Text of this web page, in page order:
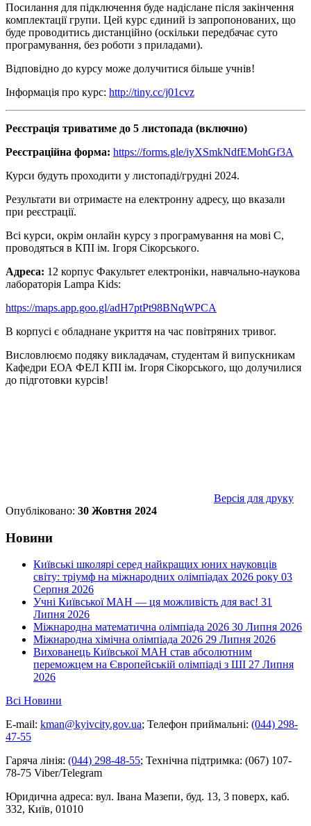
Посилання для підключення буде надіслане після закінчення
комплектації групи. Цей курс єдиний із запропонованих, що
буде проводитись дистанційно (оскільки передбачає суто
програмування, без роботи з приладами).
Відповідно до курсу може долучитися більше учнів!
Інформація про курс: http://tiny.cc/j01cvz
Реєстрація триватиме до 5 листопада (включно)
Реєстраційна форма: https://forms.gle/iyXSmkNdfEMohGf3A
Курси будуть проходити у листопаді/грудні 2024.
Результати ви отримаєте на електронну адресу, що вказали
при реєстрації.
Всі курси, окрім онлайн курсу з програмування на мові С,
проводяться в КПІ ім. Ігоря Сікорського.
Адреса: 12 корпус Факультет електроніки, навчально-наукова
лабораторія Lampa Kids:
https://maps.app.goo.gl/adH7ptPt98BNqWPCA
В корпусі є обладнане укриття на час повітряних тривог.
Висловлюємо подяку викладачам, студентам й випускникам
Кафедри ЕОА ФЕЛ КПІ ім. Ігоря Сікорського, що долучилися
до підготовки курсів!
Версія для друку
Опубліковано: 30 Жовтня 2024
Новини
Київські школярі серед найкращих юних науковців
світу: тріумф на міжнародних олімпіадах 2026 року 03
Серпня 2026
Учні Київської МАН — ця можливість для вас! 31
Липня 2026
Міжнародна математична олімпіада 2026 30 Липня 2026
Міжнародна хімічна олімпіада 2026 29 Липня 2026
Вихованець Київської МАН став абсолютним
переможцем на Європейській олімпіаді з ШІ 27 Липня
2026
Всі Новини
E-mail: kman@kyivcity.gov.ua; Телефон приймальні: (044) 298-
47-55
Гаряча лінія: (044) 298-48-55; Технічна підтримка: (067) 107-
78-75 Viber/Telegram
Юридична адреса: вул. Івана Мазепи, буд. 13, 3 поверх, каб.
332, Київ, 01010